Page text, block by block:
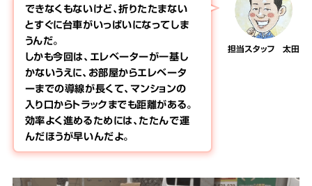
担当スタッフ 太田
できなくもないけど、折りたたまない
とすぐに台車がいっぱいになってしま
うんだ。
しかも今回は、エレベーターが一基し
かないうえに、お部屋からエレベータ
ーまでの導線が長くて、マンションの
入り口からトラックまでも距離がある。
効率よく進めるためには、たたんで運
んだほうが早いんだよ。